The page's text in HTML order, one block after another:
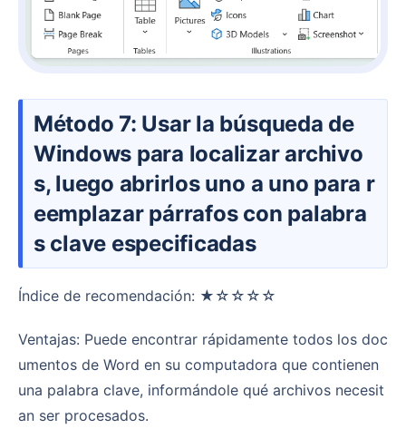
Método 7: Usar la búsqueda de
Windows para localizar archivo
s, luego abrirlos uno a uno para r
eemplazar párrafos con palabra
s clave especificadas
Índice de recomendación: ★☆☆☆☆
Ventajas: Puede encontrar rápidamente todos los doc
umentos de Word en su computadora que contienen
una palabra clave, informándole qué archivos necesit
an ser procesados.